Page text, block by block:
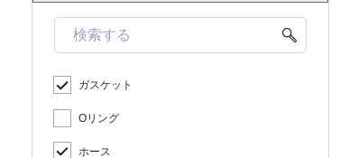
ガスケット
Oリング
ホース